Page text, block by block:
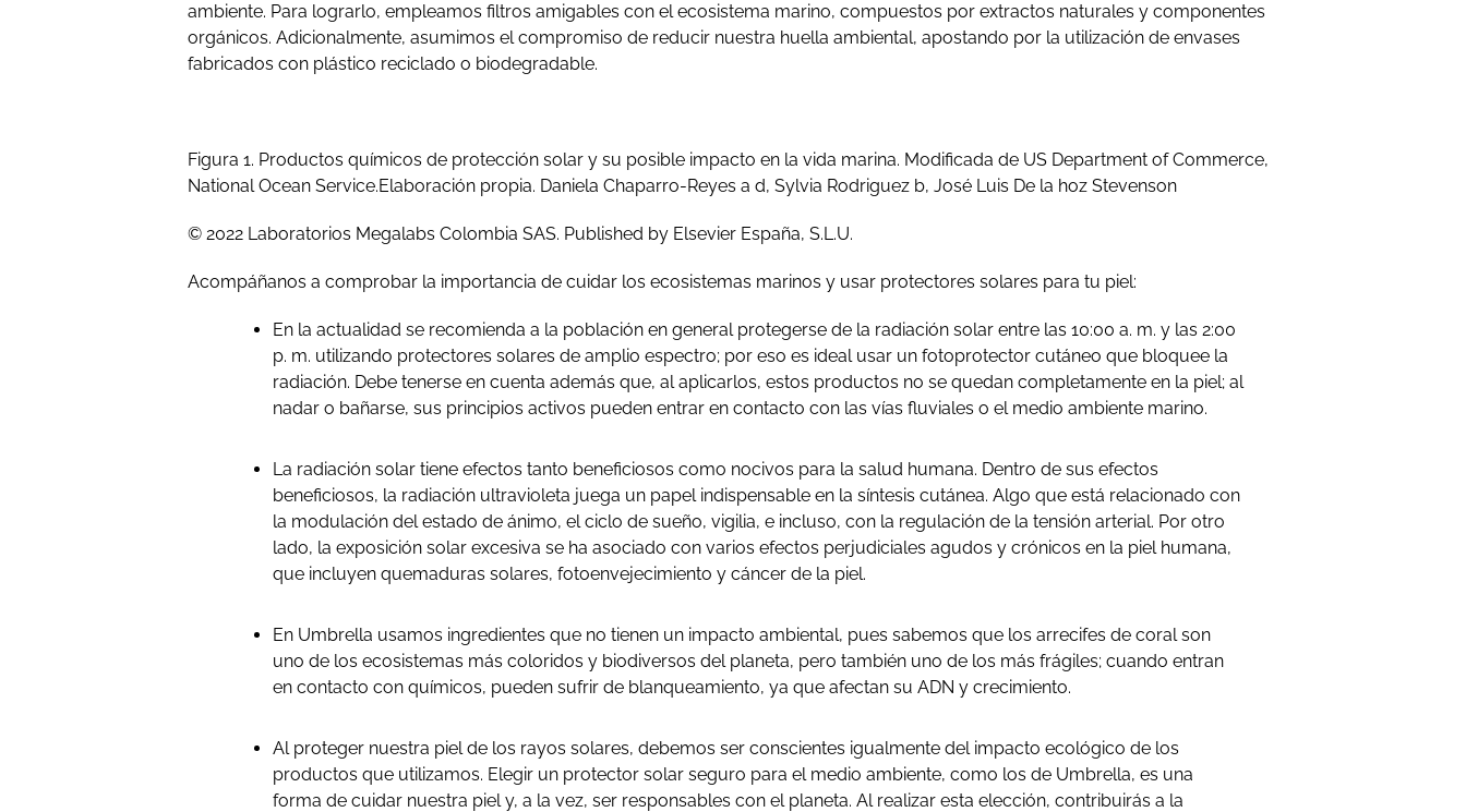
ambiente. Para lograrlo, empleamos filtros amigables con el ecosistema marino, compuestos por extractos naturales y componentes
orgánicos. Adicionalmente, asumimos el compromiso de reducir nuestra huella ambiental, apostando por la utilización de envases
fabricados con plástico reciclado o biodegradable.
Figura 1. Productos químicos de protección solar y su posible impacto en la vida marina. Modificada de US Department of Commerce,
National Ocean Service.Elaboración propia. Daniela Chaparro-Reyes a d, Sylvia Rodriguez b, José Luis De la hoz Stevenson
© 2022 Laboratorios Megalabs Colombia SAS. Published by Elsevier España, S.L.U.
Acompáñanos a comprobar la importancia de cuidar los ecosistemas marinos y usar protectores solares para tu piel:
En la actualidad se recomienda a la población en general protegerse de la radiación solar entre las 10:00 a. m. y las 2:00
p. m. utilizando protectores solares de amplio espectro; por eso es ideal usar un fotoprotector cutáneo que bloquee la
radiación. Debe tenerse en cuenta además que, al aplicarlos, estos productos no se quedan completamente en la piel; al
nadar o bañarse, sus principios activos pueden entrar en contacto con las vías fluviales o el medio ambiente marino.
La radiación solar tiene efectos tanto beneficiosos como nocivos para la salud humana. Dentro de sus efectos
beneficiosos, la radiación ultravioleta juega un papel indispensable en la síntesis cutánea. Algo que está relacionado con
la modulación del estado de ánimo, el ciclo de sueño, vigilia, e incluso, con la regulación de la tensión arterial. Por otro
lado, la exposición solar excesiva se ha asociado con varios efectos perjudiciales agudos y crónicos en la piel humana,
que incluyen quemaduras solares, fotoenvejecimiento y cáncer de la piel.
En Umbrella usamos ingredientes que no tienen un impacto ambiental, pues sabemos que los arrecifes de coral son
uno de los ecosistemas más coloridos y biodiversos del planeta, pero también uno de los más frágiles; cuando entran
en contacto con químicos, pueden sufrir de blanqueamiento, ya que afectan su ADN y crecimiento.
Al proteger nuestra piel de los rayos solares, debemos ser conscientes igualmente del impacto ecológico de los
productos que utilizamos. Elegir un protector solar seguro para el medio ambiente, como los de Umbrella, es una
forma de cuidar nuestra piel y, a la vez, ser responsables con el planeta. Al realizar esta elección, contribuirás a la